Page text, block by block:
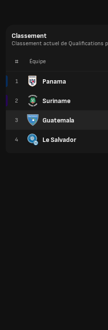
Classement
Classement actuel de Qualifications
#
Équipe
1 Panama
2 Suriname
3 Guatemala
4 Le Salvador